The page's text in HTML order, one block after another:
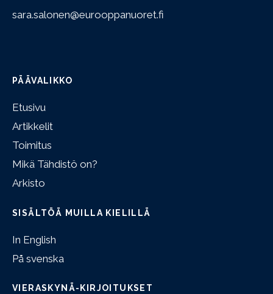
sara.salonen@eurooppanuoret.fi
PÄÄVALIKKO
Etusivu
Artikkelit
Toimitus
Mikä Tähdistö on?
Arkisto
SISÄLTÖÄ MUILLA KIELILLÄ
In English
På svenska
VIERASKYNÄ-KIRJOITUKSET